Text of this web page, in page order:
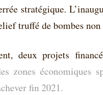
stratégique.
truffé de bombes
deux projets
zones économiques
fin 2021.